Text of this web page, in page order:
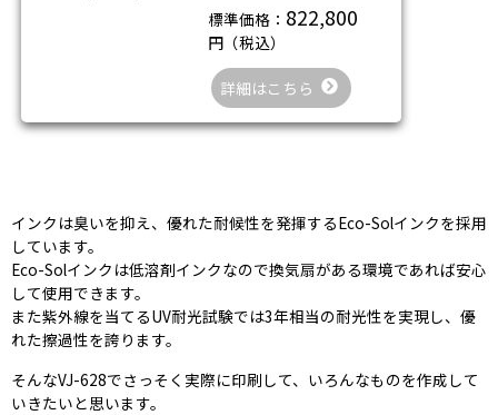
標準価格： 822,800
円（税込）
詳細はこちら
インクは臭いを抑え、優れた耐候性を発揮するEco-Solインクを採用
しています。
Eco-Solインクは低溶剤インクなので換気扇がある環境であれば安心
して使用できます。
また紫外線を当てるUV耐光試験では3年相当の耐光性を実現し、優
れた擦過性を誇ります。
そんなVJ-628でさっそく実際に印刷して、いろんなものを作成して
いきたいと思います。